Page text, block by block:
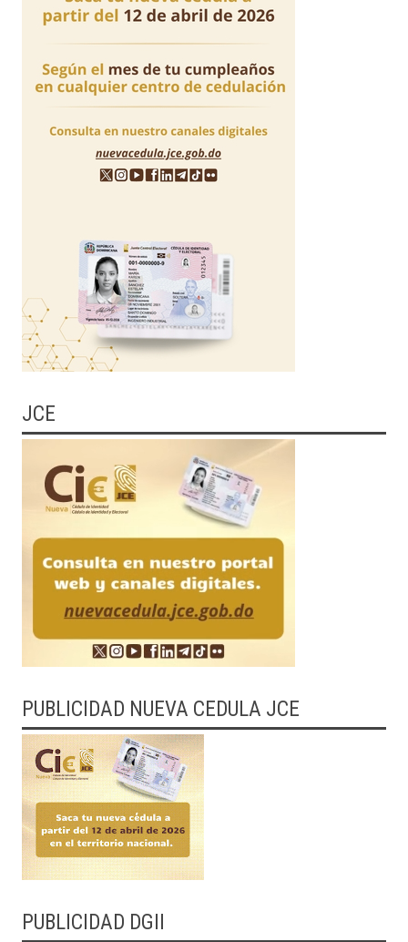
JCE
PUBLICIDAD NUEVA CEDULA JCE
PUBLICIDAD DGII